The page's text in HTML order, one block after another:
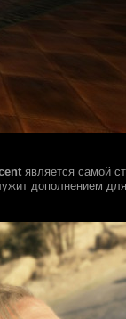
является самой
дополнением